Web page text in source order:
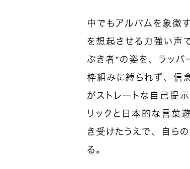
中でもアルバムを象
を想起させる力強い声
ぶき者”の姿を、ラッ
枠組みに縛られず、信
がストレートな自己提
リックと日本的な言葉
き受けたうえで、自ら
る。